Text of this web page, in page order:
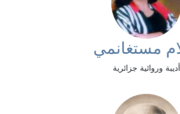
مستغانمي
أديبة وروائية جزائرية